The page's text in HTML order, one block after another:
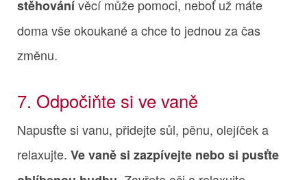
stěhovánívěcí může pomoci, neboť už máte
doma vše okoukané a chce to jednou za čas
změnu.
7. Odpočiňte si ve vaně
Napusťte si vanu, přidejte sůl, pěnu, olejíček a
relaxujte. Ve vaně si zazpívejte nebo si pusťte